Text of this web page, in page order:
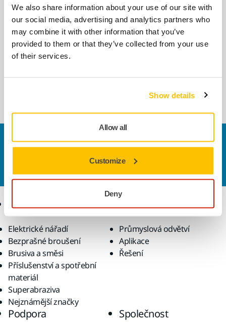
We also share information about your use of our site with
our social media, advertising and analytics partners who
may combine it with other information that you’ve
provided to them or that they’ve collected from your use
of their services.
Show details
Allow all
Customize
Deny
POUŽÍT SPOLEČNĚ
Case Fastening Accessory for DE
1230/1242
Kontaktujte nás
Chcete se dozvědět více? Kontaktujte
tým podpory, který zodpoví vaše dotazy.
Produkty
Elektrické nářadí
Bezprašné broušení
Brusiva a směsi
Příslušenství a spotřební
materiál
Superabraziva
Nejznámější značky
Know-how
Průmyslová odvětví
Aplikace
Řešení
Podpora Společnost